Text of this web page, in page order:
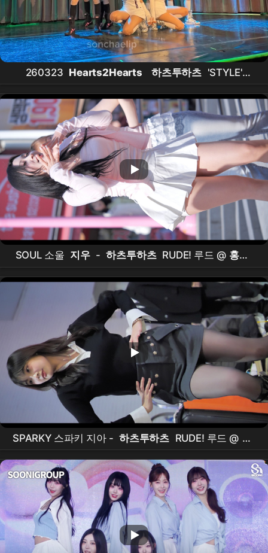
260323 Hearts2Hearts 하츠투하츠 'STYLE'
Fancam @ Global Spin Live (Grammy Museum)
SOUL 소울 지우 - 하츠투하츠 RUDE! 루드 @ 홍대
버스킹 (26.03.28)
SPARKY 스파키 지아 - 하츠투하츠 RUDE! 루드 @ 홍
대버스킹 (26.03.25)